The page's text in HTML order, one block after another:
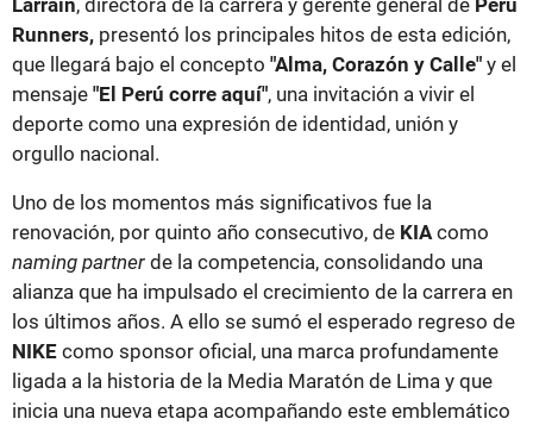
Larraín, directora de la carrera y gerente general de Peru
Runners, presentó los principales hitos de esta edición,
que llegará bajo el concepto "Alma, Corazón y Calle" y el
mensaje "El Perú corre aquí", una invitación a vivir el
deporte como una expresión de identidad, unión y
orgullo nacional.
Uno de los momentos más significativos fue la
renovación, por quinto año consecutivo, de KIAcomo
naming partner de la competencia, consolidando una
alianza que ha impulsado el crecimiento de la carrera en
los últimos años. A ello se sumó el esperado regreso de
NIKE como sponsor oficial, una marca profundamente
ligada a la historia de la Media Maratón de Lima y que
inicia una nueva etapa acompañando este emblemático